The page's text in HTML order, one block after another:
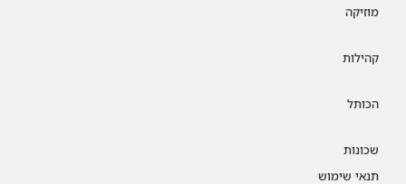
מוזיקה
קהילות
הכותל
שכונות
תנאי שימוש